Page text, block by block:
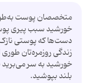
متخصصان پوست
خورشید سبب پیری
دست‌ها که پوستی
زندگی روزمره‌تان
خورشید به سر
بلند بپوشید.